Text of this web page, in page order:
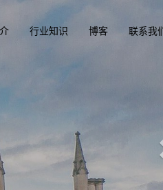
行业知识 博客 联系我
文凭俱乐部
国, 香港驾驶证，驾照，驾